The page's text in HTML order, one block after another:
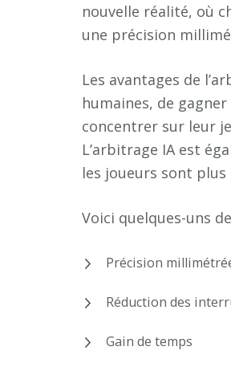
nouvelle réalité, où
une précision
Les avantages de
humaines, de
concentrer sur leur
L’arbitrage IA est
les joueurs sont
Voici quelques-uns
Précision
Réduction des
Gain de temps